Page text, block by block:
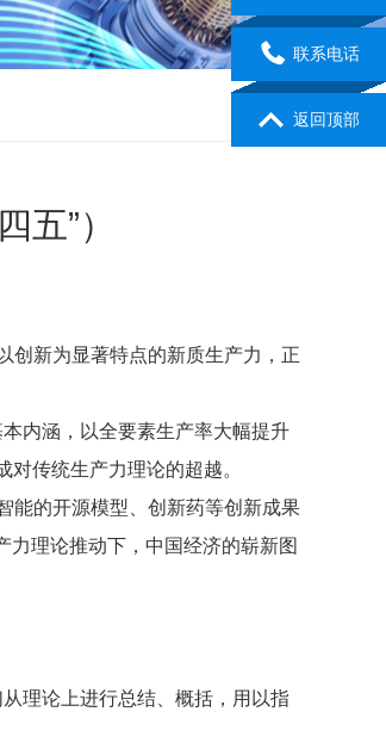
”）
创新为显著特点的新质生产力，正
内涵，以全要素生产率大幅提升
传统生产力理论的超越。
能的开源模型、创新药等创新成果
理论推动下，中国经济的崭新图
理论上进行总结、概括，用以指
联系电话
返回顶部